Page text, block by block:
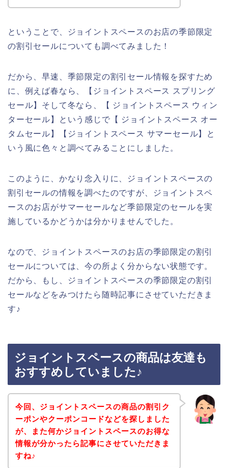
ということで、ジョイントスペースのお店の季節限定
の割引セールについても調べてみました！
だから、早速、季節限定の割引セール情報を探すため
に、例えば春なら、【ジョイントスペース スプリング
セール】そして冬なら、【 ジョイントスペース ウィン
ターセール】という感じで【 ジョイントスペース オー
タムセール】【ジョイントスペース サマーセール】と
いう風に色々と調べてみることにしました。
このように、かなり念入りに、ジョイントスペースの
割引セールの情報を調べたのですが、ジョイントスペ
ースのお店がサマーセールなど季節限定のセールを実
施しているかどうかは分かりませんでした。
なので、ジョイントスペースのお店の季節限定の割引
セールについては、今の所よく分からない状態です。
だから、もし、ジョイントスペースの季節限定の割引
セールなどをみつけたら随時記事にさせていただきま
す♪
ジョイントスペースの商品は友達も
おすすめしていました♪
今回、ジョイントスペースの商品の割引ク
ーポンやクーポンコードなどを探しました
が、また何かジョイントスペースのお得な
情報が分かったら記事にさせていただきま
すね♪